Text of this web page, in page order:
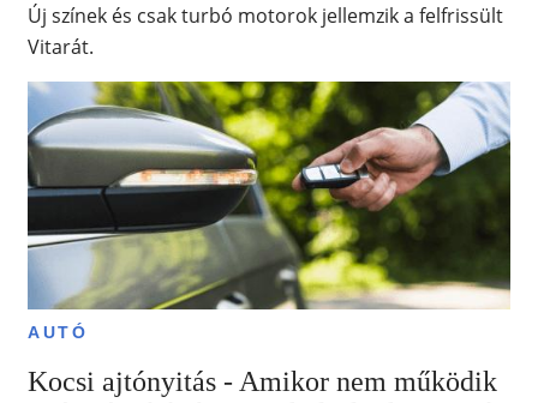
Új színek és csak turbó motorok jellemzik a felfrissült
Vitarát.
AUTÓ
Kocsi ajtónyitás - Amikor nem működik